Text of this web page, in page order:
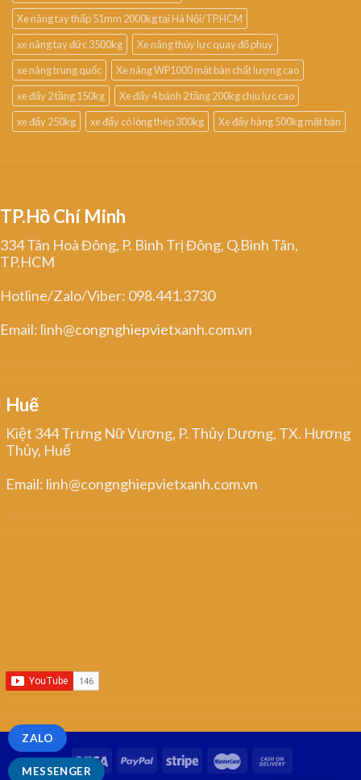
Xe nâng tay thấp 51mm 2000kg tại Hà Nội/TP.HCM
xe nâng tay đức 3500kg
Xe nâng thủy lực quay đổ phuy
xe nâng trung quốc
Xe nâng WP1000 mặt bàn chất lượng cao
xe đẩy 2 tầng 150kg
Xe đẩy 4 bánh 2 tầng 200kg chịu lực cao
xe đẩy 250kg
xe đẩy có lòng thép 300kg Xe đẩy hàng 500kg mặt bàn
TP.Hồ Chí Minh
334 Tân Hoà Đông, P. Bình Trị Đông, Q.Bình Tân,
TP.HCM
Hotline/Zalo/Viber: 098.441.3730
Email: linh@congnghiepvietxanh.com.vn
Huế
Kiệt 344 Trưng Nữ Vương, P. Thủy Dương, TX. Hương
Thủy, Huế
Email: linh@congnghiepvietxanh.com.vn
MESSENGER
ZALO